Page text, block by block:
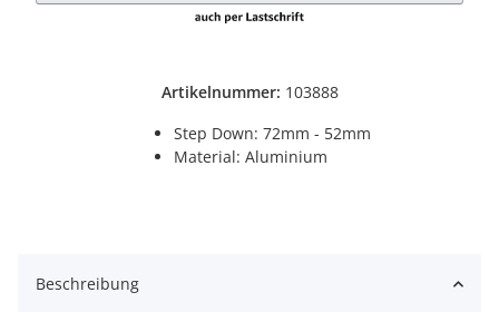
Artikelnummer: 103888
Step Down: 72mm - 52mm
Material: Aluminium
Beschreibung